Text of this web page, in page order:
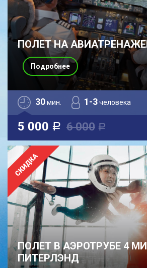
ПОЛЕТ НА
30мин. 1-3человека
5 000 a 6 000 a
Подробнее
ПОЛЕТ В АЭРОТРУБЕ 4
ПИТЕРЛЭНД